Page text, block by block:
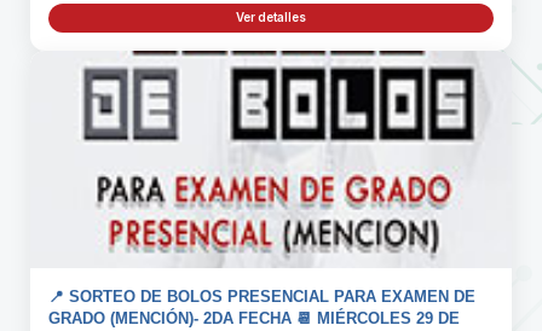
Ver detalles
📍 SORTEO DE BOLOS PRESENCIAL PARA EXAMEN DE
GRADO (MENCIÓN)- 2DA FECHA 📆 MIÉRCOLES 29 DE